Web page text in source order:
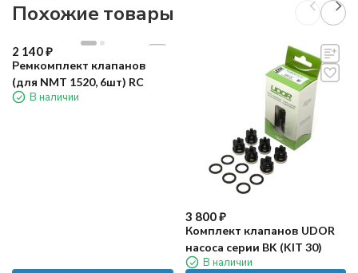
Похожие товары
2 140₽
Ремкомплект клапанов
(для NMT 1520, 6шт) RC
В наличии
3 800₽
Комплект клапанов UDOR
насоса серии BK (KIT 30)
В наличии